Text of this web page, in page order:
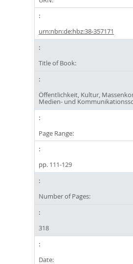
urn:nbn:de:hbz:38-357171
Title of Book:
Öffentlichkeit, Kultur,
Medien- und
Page Range:
pp. 111-129
Number of Pages:
318
Date: